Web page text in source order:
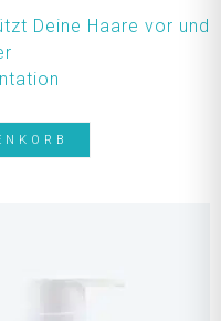
Deine Haare vor und